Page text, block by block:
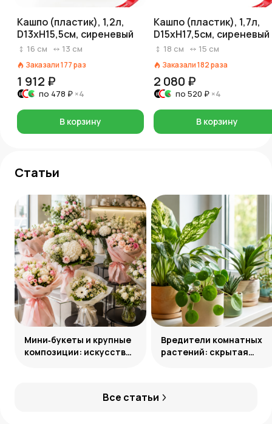
Кашпо (пластик), 1,2л,
D13xН15,5см, сиреневый
16 см 13 см
Заказали177раз
1 912 ₽
по 478 ₽ ×4
В корзину
Кашпо (пластик), 1,7л,
D15xН17,5см, сиреневый
18 см 15 см
Заказали182раза
2 080 ₽
по 520 ₽ ×4
В корзину
Статьи
Все статьи
Мини‑букеты и крупные
композиции: искусство
Вредители комнатных
растений: скрытая